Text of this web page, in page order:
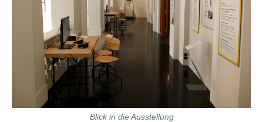
Blick in die Ausstellung